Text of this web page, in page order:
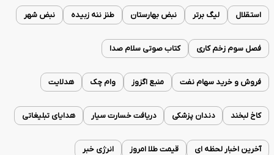
استقلال لیگ برتر نبض بهارستان طنز ننه زبیده نبض شهر
فصل سوم زخم کاری کتاب صوتی سلام صدا
فروش و خرید سهام نفت منبع اگزوز وام چک هدلایت
کاخ لبخند دندان پزشکی دریافت خسارت سیار هدایای تبلیغاتی
آخرین اخبار لحظه ای قیمت طلا امروز انرژی خبر